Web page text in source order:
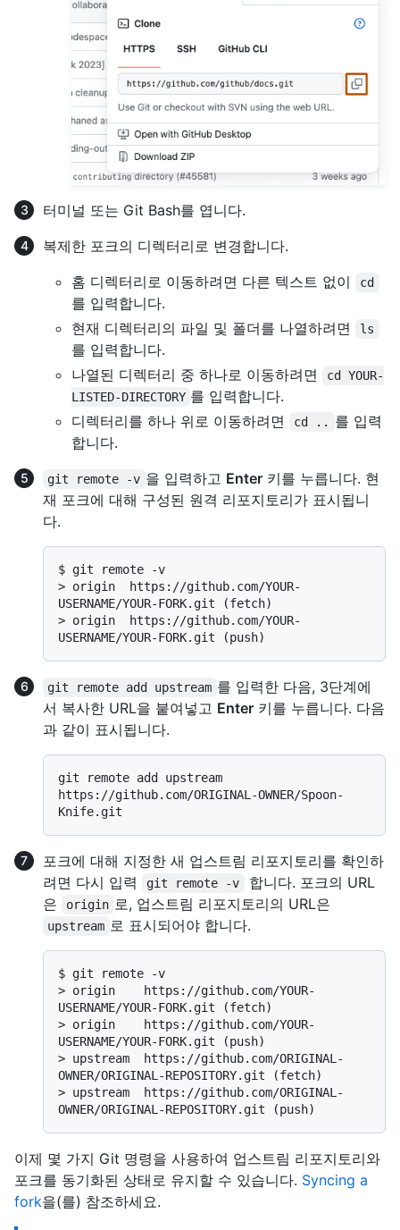
터미널 또는 Git Bash를 엽니다.
복제한 포크의 디렉터리로 변경합니다.
홈 디렉터리로 이동하려면 다른 텍스트 없이
cd
를 입력합니다.
현재 디렉터리의 파일 및 폴더를 나열하려면
ls
를 입력합니다.
나열된 디렉터리 중 하나로 이동하려면
cd YOUR-
LISTED-DIRECTORY 를 입력합니다.
디렉터리를 하나 위로 이동하려면
cd ..
를 입력
합니다.
git remote -v 을 입력하고 Enter키를 누릅니다. 현
재 포크에 대해 구성된 원격 리포지토리가 표시됩니
다.
$ git remote -v
> origin  https://github.com/YOUR-
USERNAME/YOUR-FORK.git (fetch)
> origin  https://github.com/YOUR-
USERNAME/YOUR-FORK.git (push)
git remote add upstream 를 입력한 다음, 3단계에
서 복사한 URL을 붙여넣고 Enter 키를 누릅니다. 다음
과 같이 표시됩니다.
git remote add upstream
https://github.com/ORIGINAL-OWNER/Spoon-
포크에 대해 지정한 새 업스트림 리포지토리를 확인하
려면 다시 입력
git remote -v
합니다. 포크의 URL
은
origin 로, 업스트림 리포지토리의 URL은
upstream 로 표시되어야 합니다.
$ git remote -v
> origin    https://github.com/YOUR-
USERNAME/YOUR-FORK.git (fetch)
> origin    https://github.com/YOUR-
USERNAME/YOUR-FORK.git (push)
> upstream  https://github.com/ORIGINAL-
OWNER/ORIGINAL-REPOSITORY.git (fetch)
> upstream  https://github.com/ORIGINAL-
OWNER/ORIGINAL-REPOSITORY.git (push)
이제 몇 가지 Git 명령을 사용하여 업스트림 리포지토리와
포크를 동기화된 상태로 유지할 수 있습니다. Syncing a
fork을(를) 참조하세요.